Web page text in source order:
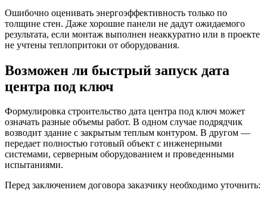
Ошибочно оценивать энергоэффективность только по
толщине стен. Даже хорошие панели не дадут ожидаемого
результата, если монтаж выполнен неаккуратно или в проекте
не учтены теплопритоки от оборудования.
Возможен ли быстрый запуск дата
центра под ключ
Формулировка строительство дата центра под ключ может
означать разные объемы работ. В одном случае подрядчик
возводит здание с закрытым теплым контуром. В другом —
передает полностью готовый объект с инженерными
системами, серверным оборудованием и проведенными
испытаниями.
Перед заключением договора заказчику необходимо уточнить: